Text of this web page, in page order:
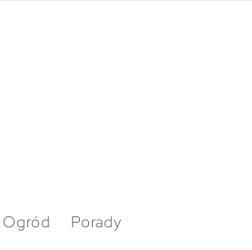
Ogród Porady